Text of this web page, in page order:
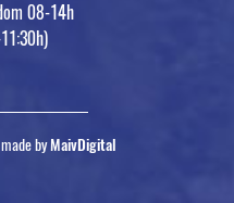
08-14h
byMaivDigital